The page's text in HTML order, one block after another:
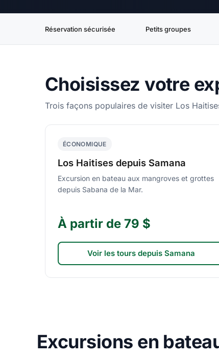
Réservation sécurisée Petits groupes
Choisissez votre
Trois façons populaires de visiter Los
ÉCONOMIQUE
Los Haitises depuis Samana
Excursion en bateau aux mangroves et grottes
depuis Sabana de la Mar.
À partir de 79 $
Voir les tours depuis Samana
Excursions en